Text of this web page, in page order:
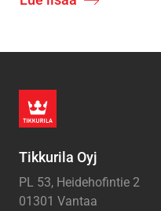
Tikkurila Oyj
PL 53, Heidehofintie 2
01301 Vantaa